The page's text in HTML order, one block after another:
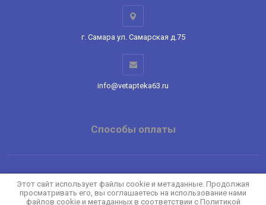
г. Самара ул. Самарская д.75
info@vetapteka63.ru
Способы оплаты
Copyright © 2022 - 2026
Политика конфиденциальности
Этот сайт использует файлы cookie и метаданные. Продолжая
просматривать его, вы соглашаетесь на использование нами
файлов cookie и метаданных в соответствии с Политикой